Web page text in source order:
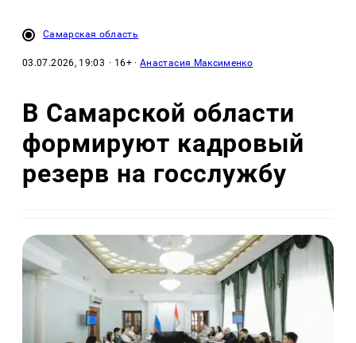
Самарская область
03.07.2026, 19:03 · 16+ ·Анастасия Максименко
В Самарской области
формируют кадровый
резерв на госслужбу